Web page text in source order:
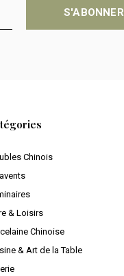
S'ABONNER
Chinois
& Loisirs
Chinoise
& Art de la Table